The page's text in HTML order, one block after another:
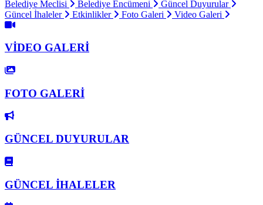
Belediye Meclisi
Belediye Encümeni
Güncel Duyurular
Güncel İhaleler
Etkinlikler Foto Galeri Video Galeri
VİDEO GALERİ
FOTO GALERİ
GÜNCEL DUYURULAR
GÜNCEL İHALELER